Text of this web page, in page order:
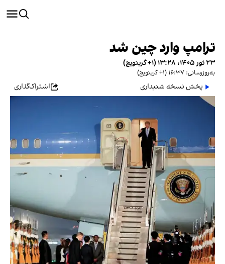
ترامپ وارد چین شد
۲۳ ثور ۱۴۰۵، ۱۳:۲۸ (‎+۱ گرینویچ)
به‌روزرسانی: ۱۶:۳۷ (‎+۱ گرینویچ)
پخش نسخه شنیداری اشتراک‌گذاری